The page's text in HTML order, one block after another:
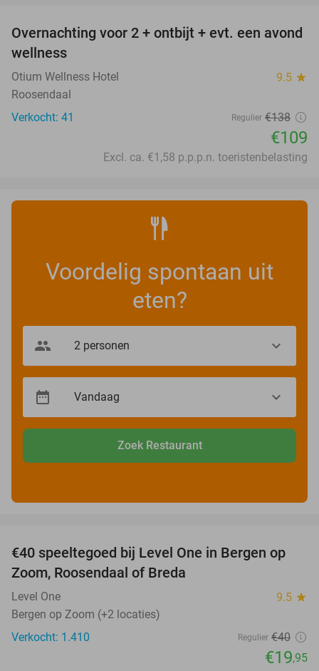
21%
Overnachting voor 2 + ontbijt + evt. een avond
wellness
Otium Wellness Hotel 9.5 star
Roosendaal
Verkocht: 41
Regulier €138
€109
Excl. ca. €1,58 p.p.p.n. toeristenbelasting
Voordelig spontaan uit
eten?
Zoek Restaurant
50%
€40 speeltegoed bij Level One in Bergen op
Zoom, Roosendaal of Breda
Level One 9.5 star
Bergen op Zoom (+2 locaties)
Verkocht: 1.410
Regulier €40
€19,95